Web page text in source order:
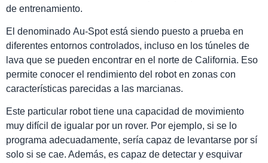
de entrenamiento.
El denominado Au-Spot está siendo puesto a prueba en
diferentes entornos controlados, incluso en los túneles de
lava que se pueden encontrar en el norte de California. Eso
permite conocer el rendimiento del robot en zonas con
características parecidas a las marcianas.
Este particular robot tiene una capacidad de movimiento
muy difícil de igualar por un rover. Por ejemplo, si se lo
programa adecuadamente, sería capaz de levantarse por sí
solo si se cae. Además, es capaz de detectar y esquivar